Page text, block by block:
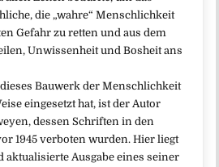
die „wahre“ Menschlichkeit
Gefahr zu retten und aus dem
Unwissenheit und Bosheit ans
Bauwerk der Menschlichkeit
eingesetzt hat, ist der Autor
dessen Schriften in den
1945 verboten wurden. Hier liegt
aktualisierte Ausgabe eines seiner